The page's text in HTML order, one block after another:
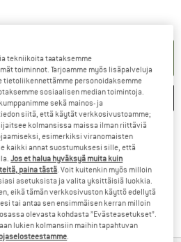
avautuu tietokentässä ja sisältää
OSTOSKORIIN
VERTAILE
€ (FI)Löydä toimitustiedot täältä!
Siirry palautusoikeuteen täältä
asiakasta
-sertifiointi - lue lisää tästä!
tekniikoita taataksemme
toiminnot. Tarjoamme myös lisäpalveluja
tietoliikennettämme personoidaksemme
sosiaalisen median toimintoja.
sekä mainos- ja
siitä, että käytät verkkosivustoamme;
kolmansissa maissa ilman riittäviä
esimerkiksi viranomaisten
kaikki annat suostumuksesi sille, että
Jos et halua hyväksyä muita kuin
paina tästä . Voit kuitenkin myös milloin
asetuksista ja valita yksittäisiä luokkia.
eikä tämän verkkosivuston käyttö edellytä
tai antaa sen ensimmäisen kerran milloin
olevasta kohdasta ”Evästeasetukset”.
lukien kolmansiin maihin tapahtuvan